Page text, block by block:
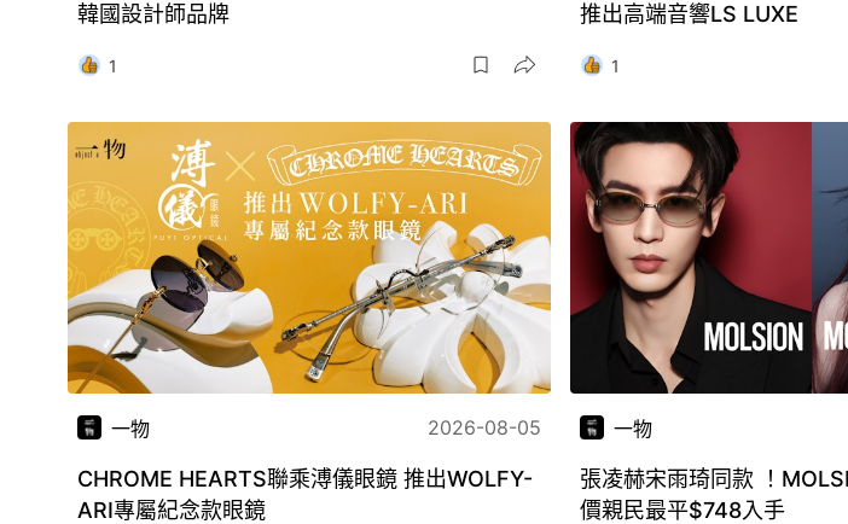
韓國設計師品牌
1
推出高端音響LS LUXE
1
一物 2026-08-05
CHROME HEARTS聯乘溥儀眼鏡 推出WOLFY-
ARI專屬紀念款眼鏡
一物
張凌赫宋雨琦同款 ！
價親民最平$748入手